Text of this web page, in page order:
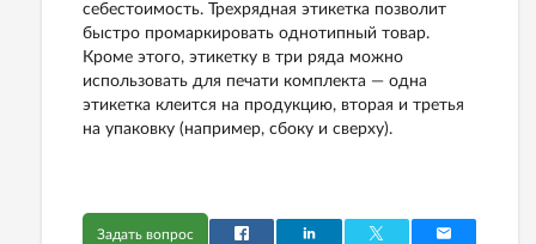
себестоимость. Трехрядная этикетка позволит
быстро промаркировать однотипный товар.
Кроме этого, этикетку в три ряда можно
использовать для печати комплекта — одна
этикетка клеится на продукцию, вторая и третья
на упаковку (например, сбоку и сверху).
Задать вопрос